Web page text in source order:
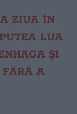
ZIUA ÎN
LUA
ȘI
A